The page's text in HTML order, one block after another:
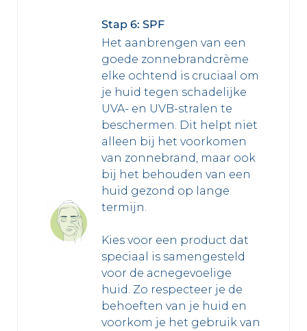
Stap 6: SPF
Het aanbrengen van een
goede zonnebrandcrème
elke ochtend is cruciaal om
je huid tegen schadelijke
UVA- en UVB-stralen te
beschermen. Dit helpt niet
alleen bij het voorkomen
van zonnebrand, maar ook
bij het behouden van een
huid gezond op lange
termijn.
Kies voor een product dat
speciaal is samengesteld
voor de acnegevoelige
huid. Zo respecteer je de
behoeften van je huid en
voorkom je het gebruik van